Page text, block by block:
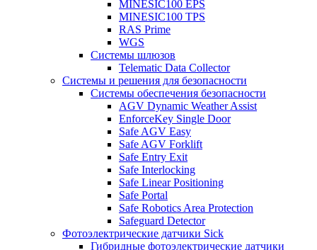
MINESIC100 EPS
MINESIC100 TPS
RAS Prime
WGS
Системы шлюзов
Telematic Data Collector
Системы и решения для безопасности
Системы обеспечения безопасности
AGV Dynamic Weather Assist
EnforceKey Single Door
Safe AGV Easy
Safe AGV Forklift
Safe Entry Exit
Safe Interlocking
Safe Linear Positioning
Safe Portal
Safe Robotics Area Protection
Safeguard Detector
Фотоэлектрические датчики Sick
Гибридные фотоэлектрические датчики